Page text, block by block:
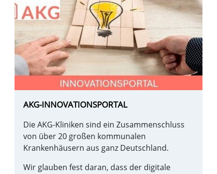
AKG-INNOVATIONSPORTAL
Die AKG-Kliniken sind ein Zusammenschluss
von über 20 großen kommunalen
Krankenhäusern aus ganz Deutschland.
Wir glauben fest daran, dass der digitale